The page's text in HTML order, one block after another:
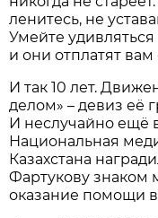
ленитесь, не
Умейте
и они отплатят вам
И так 10 лет.
делом» – девиз её
И неслучайно ещё
Национальная
Казахстана
Фартукову знаком
оказание помощи